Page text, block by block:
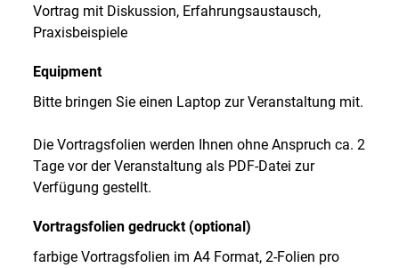
Vortrag mit Diskussion, Erfahrungsaustausch,
Praxisbeispiele
Equipment
Bitte bringen Sie einen Laptop zur Veranstaltung mit.
Die Vortragsfolien werden Ihnen ohne Anspruch ca. 2
Tage vor der Veranstaltung als PDF-Datei zur
Verfügung gestellt.
Vortragsfolien gedruckt (optional)
farbige Vortragsfolien im A4 Format, 2-Folien pro